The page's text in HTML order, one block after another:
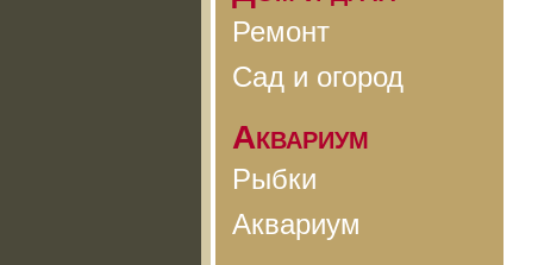
Ремонт
Сад и огород
Аквариум
Рыбки
Аквариум